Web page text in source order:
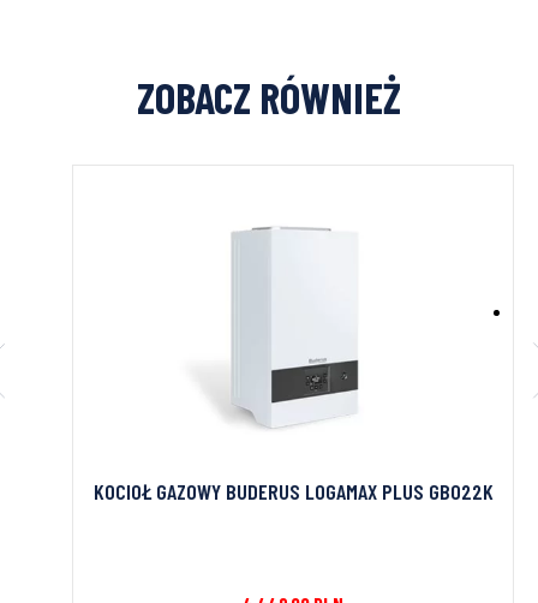
ZOBACZ RÓWNIEŻ
KOCIOŁ GAZOWY BUDERUS LOGAMAX PLUS GB022K